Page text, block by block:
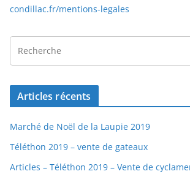
condillac.fr/mentions-legales
Articles récents
Marché de Noël de la Laupie 2019
Téléthon 2019 – vente de gateaux
Articles – Téléthon 2019 – Vente de